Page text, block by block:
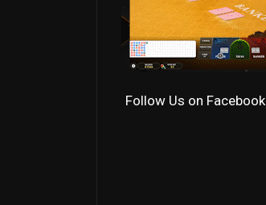
Follow Us on Facebook